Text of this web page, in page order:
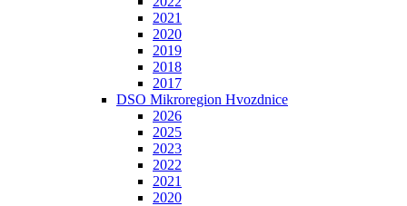
2021
2020
2019
2018
2017
DSO Mikroregion Hvozdnice
2026
2025
2023
2022
2021
2020